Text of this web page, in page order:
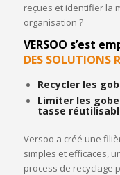
reçues et identifier la
organisation ?
VERSOO s’est
DES SOLUTIONS
Recycler les
Limiter les
tasse
Versoo a créé une
simples et efficaces,
process de recyclage